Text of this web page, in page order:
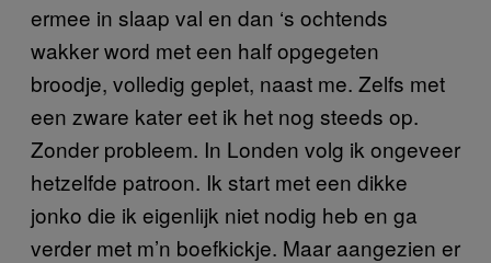
ermee in slaap val en dan ‘s ochtends
wakker word met een half opgegeten
broodje, volledig geplet, naast me. Zelfs met
een zware kater eet ik het nog steeds op.
Zonder probleem. In Londen volg ik ongeveer
hetzelfde patroon. Ik start met een dikke
jonko die ik eigenlijk niet nodig heb en ga
verder met m’n boefkickje. Maar aangezien er